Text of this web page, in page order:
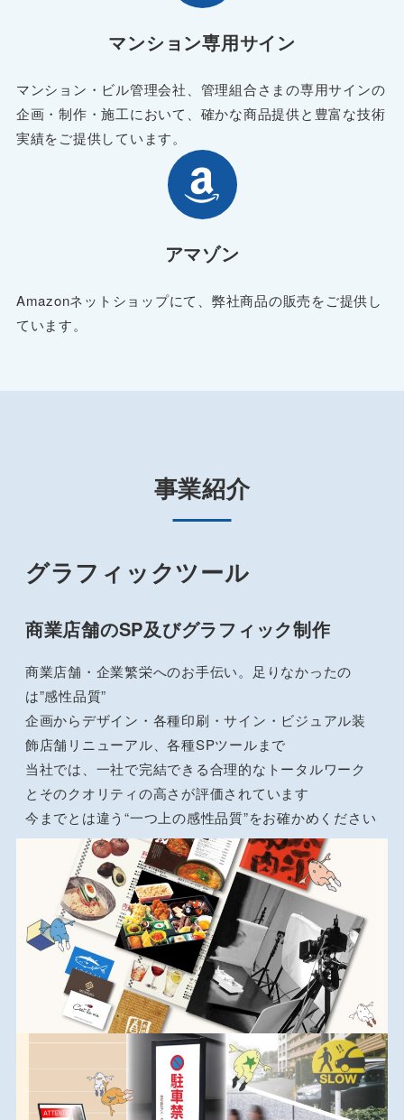
マンション専用サイン
マンション・ビル管理会社、管理組合さまの専用サインの
企画・制作・施工において、確かな商品提供と豊富な技術
実績をご提供しています。
アマゾン
Amazonネットショップにて、弊社商品の販売をご提供し
ています。
事業紹介
グラフィックツール
商業店舗のSP及びグラフィック制作
商業店舗・企業繁栄へのお手伝い。足りなかったの
は”感性品質”
企画からデザイン・各種印刷・サイン・ビジュアル装
飾店舗リニューアル、各種SPツールまで
当社では、一社で完結できる合理的なトータルワーク
とそのクオリティの高さが評価されています
今までとは違う“一つ上の感性品質”をお確かめください